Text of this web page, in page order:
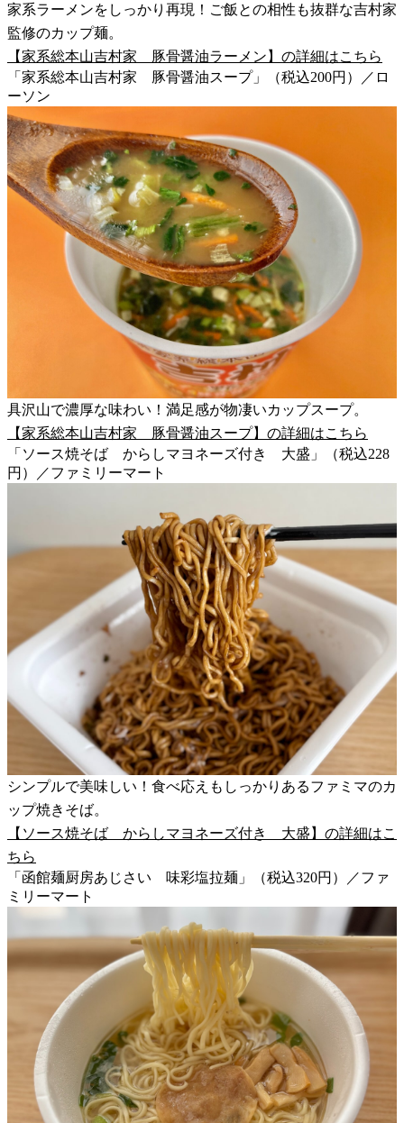
家系ラーメンをしっかり再現！ご飯との相性も抜群な吉村家
監修のカップ麺。
【家系総本山吉村家 豚骨醤油ラーメン】の詳細はこちら
「家系総本山吉村家 豚骨醤油スープ」（税込200円）／ロ
ーソン
具沢山で濃厚な味わい！満足感が物凄いカップスープ。
【家系総本山吉村家 豚骨醤油スープ】の詳細はこちら
「ソース焼そば からしマヨネーズ付き 大盛」（税込228
円）／ファミリーマート
シンプルで美味しい！食べ応えもしっかりあるファミマのカ
ップ焼きそば。
【ソース焼そば からしマヨネーズ付き 大盛】の詳細はこ
ちら
「函館麺厨房あじさい 味彩塩拉麺」（税込320円）／ファ
ミリーマート